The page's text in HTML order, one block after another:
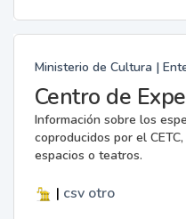
Ministerio de Cultura |
Información sobre los
coproducidos por el
espacios o teatros.
| csv otro